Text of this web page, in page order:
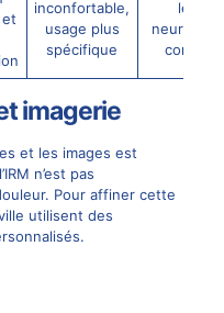
inconfortable,
usage plus
spécifique
les cas
imagerie
et les images est
n’est pas
Pour affiner cette
utilisent des